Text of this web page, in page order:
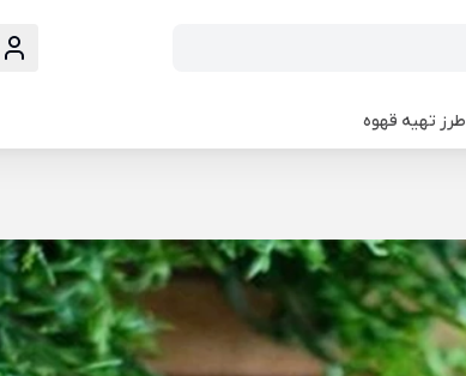
طرز تهیه قهوه